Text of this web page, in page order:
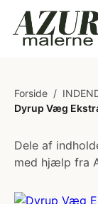
Forside /
Dyrup Væg
Dele af
med hjælp fra